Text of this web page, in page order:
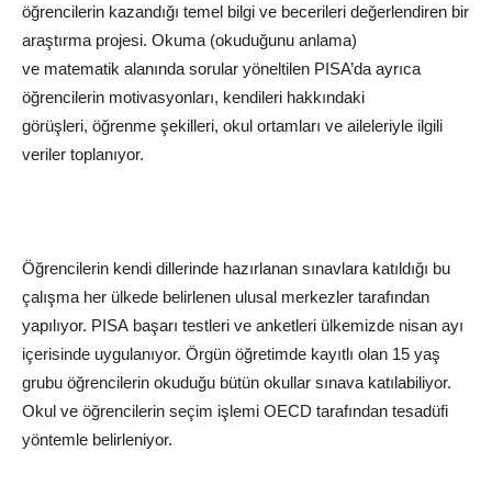
öğrencilerin kazandığı temel bilgi ve becerileri değerlendiren bir
araştırma projesi. Okuma (okuduğunu anlama)
ve matematik alanında sorular yöneltilen PISA’da ayrıca
öğrencilerin motivasyonları, kendileri hakkındaki
görüşleri, öğrenme şekilleri, okul ortamları ve aileleriyle ilgili
veriler toplanıyor.
Öğrencilerin kendi dillerinde hazırlanan sınavlara katıldığı bu
çalışma her ülkede belirlenen ulusal merkezler tarafından
yapılıyor. PISA başarı testleri ve anketleri ülkemizde nisan ayı
içerisinde uygulanıyor. Örgün öğretimde kayıtlı olan 15 yaş
grubu öğrencilerin okuduğu bütün okullar sınava katılabiliyor.
Okul ve öğrencilerin seçim işlemi OECD tarafından tesadüfi
yöntemle belirleniyor.